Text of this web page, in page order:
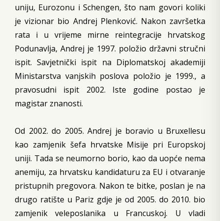
uniju, Eurozonu i Schengen, što nam govori koliki
je vizionar bio Andrej Plenković. Nakon završetka
rata i u vrijeme mirne reintegracije hrvatskog
Podunavlja, Andrej je 1997. položio državni stručni
ispit. Savjetnički ispit na Diplomatskoj akademiji
Ministarstva vanjskih poslova položio je 1999., a
pravosudni ispit 2002. Iste godine postao je
magistar znanosti.
Od 2002. do 2005. Andrej je boravio u Bruxellesu
kao zamjenik šefa hrvatske Misije pri Europskoj
uniji. Tada se neumorno borio, kao da uopće nema
anemiju, za hrvatsku kandidaturu za EU i otvaranje
pristupnih pregovora. Nakon te bitke, poslan je na
drugo ratište u Pariz gdje je od 2005. do 2010. bio
zamjenik veleposlanika u Francuskoj. U vladi